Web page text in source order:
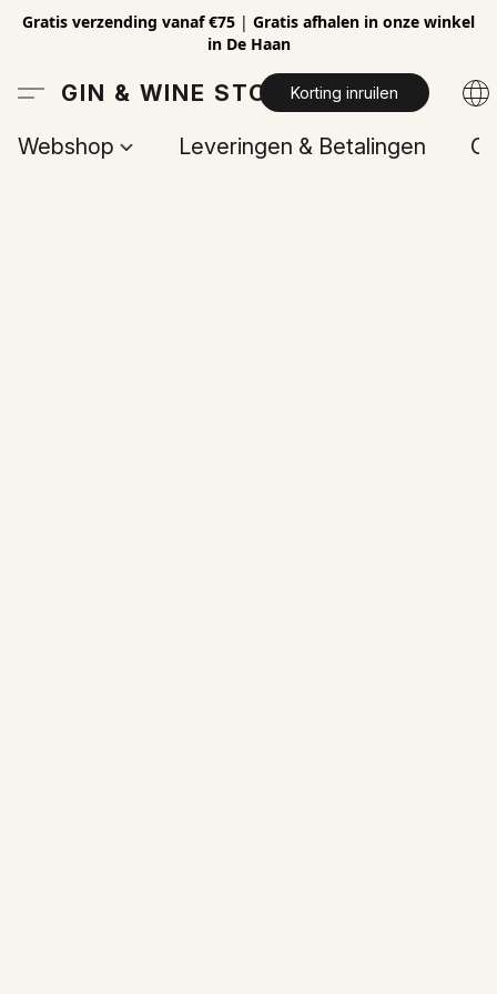
Gratis verzending vanaf €75 | Gratis afhalen in onze winkel
in De Haan
GIN & WINE STOREKorting inruilen
Webshop Leveringen & Betalingen